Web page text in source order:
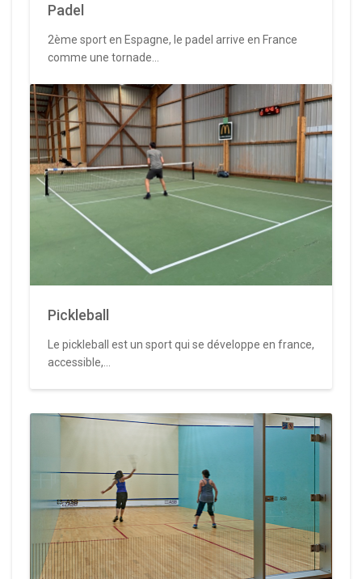
Padel
2ème sport en Espagne, le padel arrive en France
comme une tornade...
Pickleball
Le pickleball est un sport qui se développe en france,
accessible,...